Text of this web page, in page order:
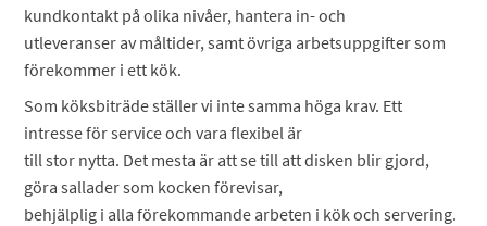
kundkontakt på olika nivåer, hantera in- och
utleveranser av måltider, samt övriga arbetsuppgifter som
förekommer i ett kök.
Som köksbiträde ställer vi inte samma höga krav. Ett
intresse för service och vara flexibel är
till stor nytta. Det mesta är att se till att disken blir gjord,
göra sallader som kocken förevisar,
behjälplig i alla förekommande arbeten i kök och servering.